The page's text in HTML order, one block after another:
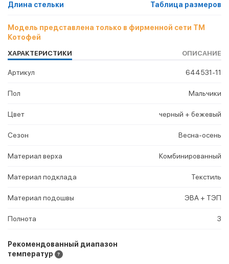
Длина стельки Таблица размеров
Модель представлена только в фирменной сети ТМ
Котофей
ХАРАКТЕРИСТИКИ ОПИСАНИЕ
Артикул 644531-11
Пол Мальчики
Цвет черный + бежевый
Сезон Весна-осень
Материал верха Комбинированный
Материал подклада Текстиль
Материал подошвы ЭВА + ТЭП
Полнота 3
Рекомендованный диапазон
температур